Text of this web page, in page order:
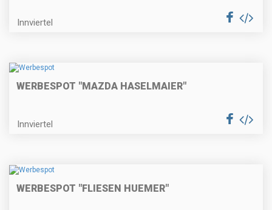
Innviertel
WERBESPOT "MAZDA HASELMAIER"
Innviertel
WERBESPOT "FLIESEN HUEMER"